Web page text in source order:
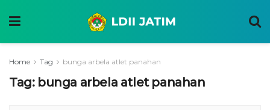
Home Tag bunga arbela atlet panahan
Tag: bunga arbela atlet panahan